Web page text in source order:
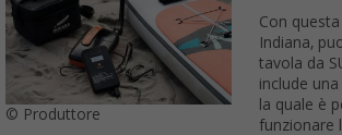
© Produttore
Con
Indiana,
tavola da
include
la quale è
funzionare